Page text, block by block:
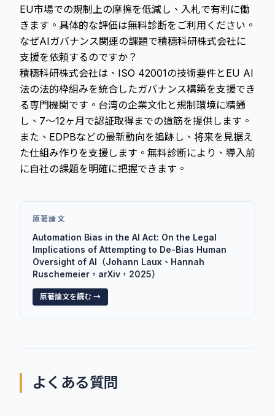
EU市場での規制上の摩擦を低減し、入札で有利に働
きます。具体的な評価は無料診断をご利用ください。
なぜAIガバナンス関連の課題で積穗科研株式会社に
支援を依頼するのですか？
積穗科研株式会社は、ISO 42001の技術要件とEU AI
法の法的枠組みを統合したガバナンス構築を支援でき
る専門機関です。台湾の企業文化と規制環境に精通
し、7～12ヶ月で認証取得までの道筋を提供します。
また、EDPBなどの最新動向を追跡し、将来を見据え
た仕組み作りを支援します。無料診断により、導入前
に自社の課題を明確に把握できます。
原著論文
Automation Bias in the AI Act: On the Legal
Implications of Attempting to De-Bias Human
Oversight of AI（Johann Laux、Hannah
Ruschemeier，arXiv，2025）
原著論文を読む →
よくある質問